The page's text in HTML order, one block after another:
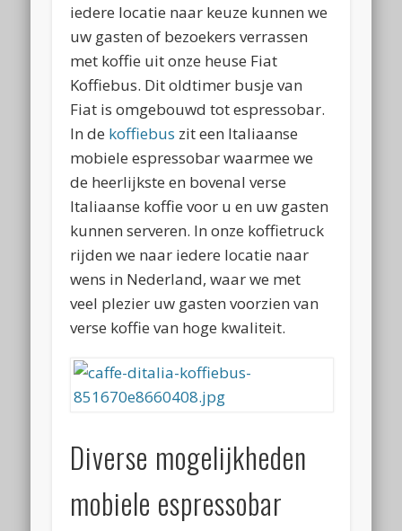
iedere locatie naar keuze kunnen we
uw gasten of bezoekers verrassen
met koffie uit onze heuse Fiat
Koffiebus. Dit oldtimer busje van
Fiat is omgebouwd tot espressobar.
In de koffiebus zit een Italiaanse
mobiele espressobar waarmee we
de heerlijkste en bovenal verse
Italiaanse koffie voor u en uw gasten
kunnen serveren. In onze koffietruck
rijden we naar iedere locatie naar
wens in Nederland, waar we met
veel plezier uw gasten voorzien van
verse koffie van hoge kwaliteit.
Diverse mogelijkheden
mobiele espressobar